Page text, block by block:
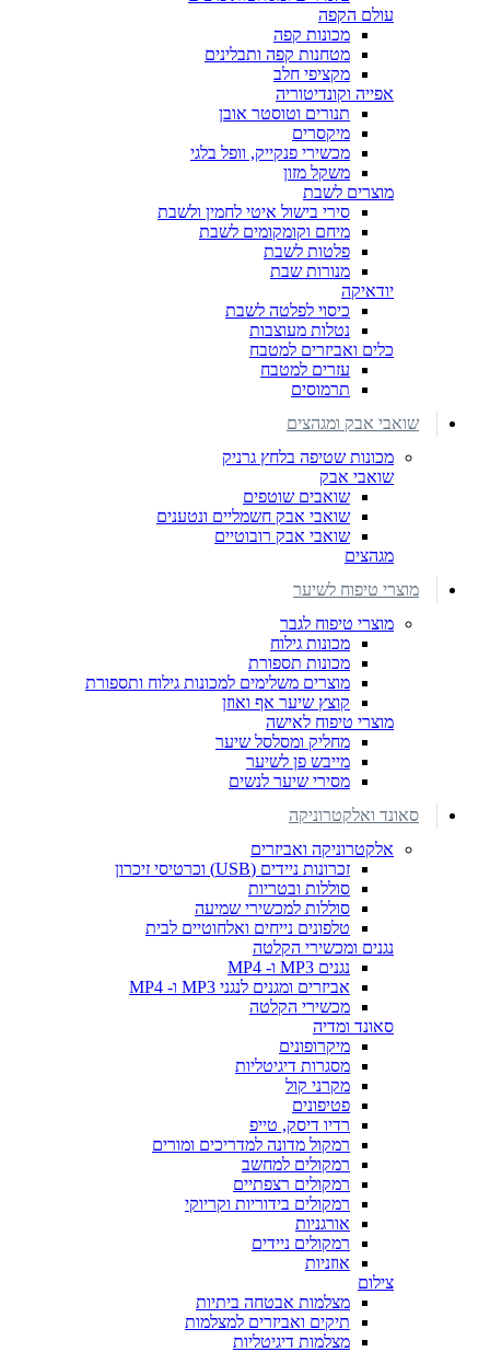
עולם הקפה
מכונות קפה
מטחנות קפה ותבלינים
מקציפי חלב
אפייה וקונדיטוריה
תנורים וטוסטר אובן
מיקסרים
מכשירי פנקייק, וופל בלגי
משקל מזון
מוצרים לשבת
סירי בישול איטי לחמין ולשבת
מיחם וקומקומים לשבת
פלטות לשבת
מנורות שבת
יודאיקה
כיסוי לפלטה לשבת
נטלות מעוצבות
כלים ואביזרים למטבח
עזרים למטבח
תרמוסים
שואבי אבק ומגהצים
מכונות שטיפה בלחץ גרניק
שואבי אבק
שואבים שוטפים
שואבי אבק חשמליים ונטענים
שואבי אבק רובוטיים
מגהצים
מוצרי טיפוח לשיער
מוצרי טיפוח לגבר
מכונות גילוח
מכונות תספורת
מוצרים משלימים למכונות גילוח ותספורת
קוצץ שיער אף ואוזן
מוצרי טיפוח לאישה
מחליק ומסלסל שיער
מייבש פן לשיער
מסירי שיער לנשים
סאונד ואלקטרוניקה
אלקטרוניקה ואביזרים
זכרונות ניידים (USB) וכרטיסי זיכרון
סוללות ובטריות
סוללות למכשירי שמיעה
טלפונים נייחים ואלחוטיים לבית
נגנים ומכשירי הקלטה
נגנים MP3 ו- MP4
אביזרים ומגנים לנגני MP3 ו- MP4
מכשירי הקלטה
סאונד ומדיה
מיקרופונים
מסגרות דיגיטליות
מקרני קול
פטיפונים
רדיו דיסק, טייפ
רמקול מדונה למדריכים ומורים
רמקולים למחשב
רמקולים רצפתיים
רמקולים בידוריות וקריוקי
אורגניות
רמקולים ניידים
אוזניות
צילום
מצלמות אבטחה ביתיות
תיקים ואביזרים למצלמות
מצלמות דיגיטליות